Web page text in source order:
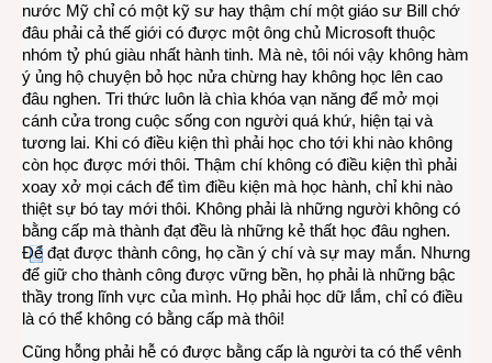
nước Mỹ chỉ có một kỹ sư hay thậm chí một giáo sư Bill chớ
đâu phải cả thế giới có được một ông chủ Microsoft thuộc
nhóm tỷ phú giàu nhất hành tinh. Mà nè, tôi nói vậy không hàm
ý ủng hộ chuyện bỏ học nửa chừng hay không học lên cao
đâu nghen. Tri thức luôn là chìa khóa vạn năng để mở mọi
cánh cửa trong cuộc sống con người quá khứ, hiện tại và
tương lai. Khi có điều kiện thì phải học cho tới khi nào không
còn học được mới thôi. Thậm chí không có điều kiện thì phải
xoay xở mọi cách để tìm điều kiện mà học hành, chỉ khi nào
thiệt sự bó tay mới thôi. Không phải là những người không có
bằng cấp mà thành đạt đều là những kẻ thất học đâu nghen.
Để đạt được thành công, họ cần ý chí và sự may mắn. Nhưng
để giữ cho thành công được vững bền, họ phải là những bậc
thầy trong lĩnh vực của mình. Họ phải học dữ lắm, chỉ có điều
là có thể không có bằng cấp mà thôi!
Cũng hỗng phải hễ có được bằng cấp là người ta có thể vênh